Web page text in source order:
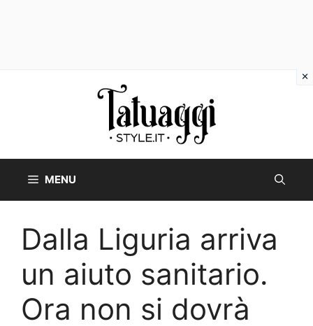
MENU
Dalla Liguria arriva
un aiuto sanitario.
Ora non si dovrà